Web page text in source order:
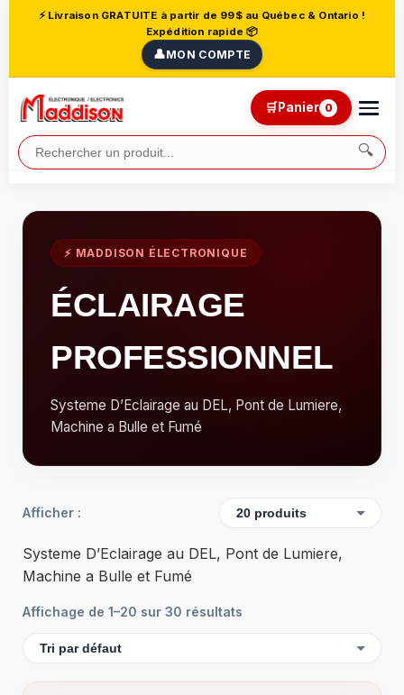
⚡ Livraison GRATUITE à partir de 99$ au Québec & Ontario !
Expédition rapide 📦
👤MON COMPTE
🔍
🛒Panier 0
⚡ MADDISON ÉLECTRONIQUE
ÉCLAIRAGE
PROFESSIONNEL
Systeme D’Eclairage au DEL, Pont de Lumiere,
Machine a Bulle et Fumé
Afficher :
Systeme D’Eclairage au DEL, Pont de Lumiere,
Machine a Bulle et Fumé
Affichage de 1–20 sur 30 résultats